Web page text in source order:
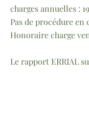
charges annuelles :
Pas de procédure
Honoraire charge
Le rapport ERRIAL